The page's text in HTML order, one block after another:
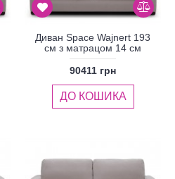
Диван Space Wajnert 193
см з матрацом 14 см
90411 грн
ДО КОШИКА